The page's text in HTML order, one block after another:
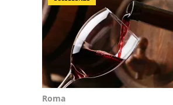
Roma